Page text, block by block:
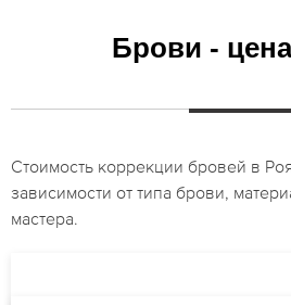
Брови -
Стоимость коррекции бровей в
зависимости от типа брови,
мастера.